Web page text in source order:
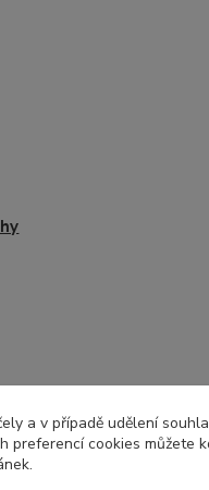
a v případě udělení
preferencí cookies můžete